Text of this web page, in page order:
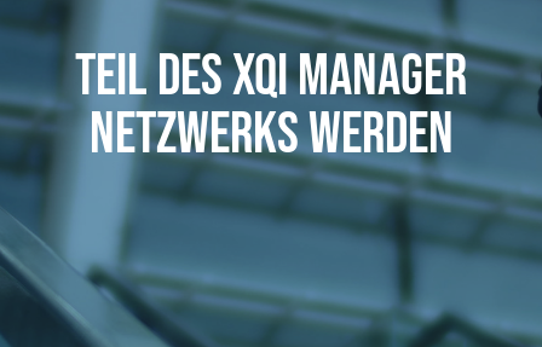
TEIL DES XQI MANAGER
NETZWERKS WERDEN